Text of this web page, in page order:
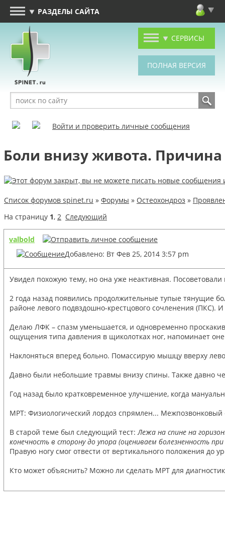
РАЗДЕЛЫ САЙТА
СЕРВИСЫ
Войти и проверить личные сообщения
Боли внизу живота.
Список форумов spinet.ru » Форумы » Остеохондроз »
На страницу 1, 2 Следующий
valbold
Добавлено: Вт Фев 25, 2014 3:57 pm
Увидел похожую тему, но она уже неактивная.
2 года назад появились продолжительные тупые тянущие
районе левого подвздошно-крестцового сочленения (ПКС).
Делаю ЛФК – спазм уменьшается, и одновременно
ощущения типа давления в щиколотках ног, напоминает
Наклоняться вперед больно. Помассирую мышцу вверху
Давно были небольшие травмы внизу спины. Также давно
Год назад было кратковременное улучшение, когда
МРТ: Физиологический лордоз спрямлен...
В старой теме был следующий тест: Лежа на спине на
конечность в сторону до упора (оцениваем болезненность
Правую ногу смог отвести от вертикального положения до
Кто может объяснить? Можно ли сделать МРТ для